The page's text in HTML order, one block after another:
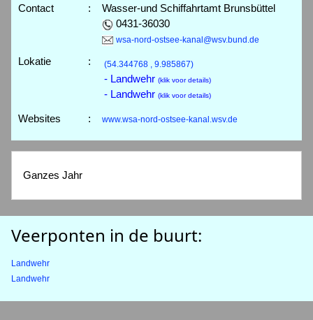
Contact
:
Wasser-und Schiffahrtamt Brunsbüttel
0431-36030
wsa-nord-ostsee-kanal@wsv.bund.de
Lokatie : (54.344768 , 9.985867)
- Landwehr (klik voor details)
- Landwehr (klik voor details)
Websites : www.wsa-nord-ostsee-kanal.wsv.de
Ganzes Jahr
Veerponten in de buurt:
Landwehr
Landwehr